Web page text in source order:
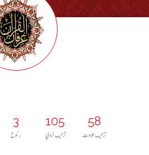
3
رکوع
105
ترتيب نزولي
58
ترتيب تلاوت